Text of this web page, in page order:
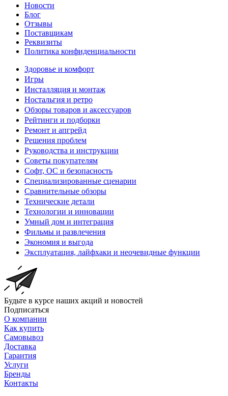
Новости
Блог
Отзывы
Поставщикам
Реквизиты
Политика конфиденциальности
Здоровье и комфорт
Игры
Инсталляция и монтаж
Ностальгия и ретро
Обзоры товаров и аксессуаров
Рейтинги и подборки
Ремонт и апгрейд
Решения проблем
Руководства и инструкции
Советы покупателям
Софт, ОС и безопасность
Специализированные сценарии
Сравнительные обзоры
Технические детали
Технологии и инновации
Умный дом и интеграция
Фильмы и развлечения
Экономия и выгода
Эксплуатация, лайфхаки и неочевидные функции
Будьте в курсе наших акций и новостей
Подписаться
О компании
Как купить
Самовывоз
Доставка
Гарантия
Услуги
Бренды
Контакты